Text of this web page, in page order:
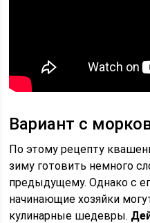
Вариант с
По этому рецепту
зиму готовить немного
предыдущему. Однако с
начинающие хозяйки
кулинарные шедевры.